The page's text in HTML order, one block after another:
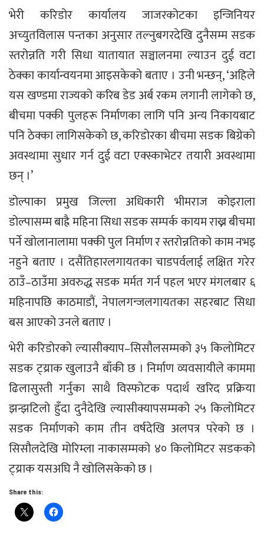
भेरी करिडोर कार्यालय जाजरकोटका इन्जिनियर
अच्युतविलास पन्तका अनुसार तल्नुबगरदेखि दुनैसम्म सडक
स्तरोन्नति गरी सिधा यातायात सञ्चालनमा ल्याउन दुई वटा
ठेक्का कार्यान्वयनमा आइसकेको बताए । उनी भन्छन्, ‘अहिले
यस खण्डमा राज्यको करिब डेड अर्ब रकम लगानी लागेको छ,
बीचमा पक्की पुलहरू निर्माणका लागि पनि अन्य निकायबाट
पनि ठेक्का लागिसकेको छ, करिडोरका बीचमा सडक बिग्रेको
अवस्थामा सुधार गर्न दुई वटा एक्स्काभेटर तयारी अवस्थामा
छन् ।’
डोल्पाका प्रमुख जिल्ला अधिकारी भीमराज कोइराला
डोल्पासम्म बाह्रै महिना सिधा सडक सम्पर्क कायम राख्न बीचमा
पर्ने खोलानालामा पक्की पुल निर्माण र स्तरोन्नतिको काम नभइ
नहुने बताए । दसैंतिहारलगायतका चाडपर्वलाई लक्षित गरेर
ठाउँ–ठाउँमा अवरुद्ध सडक मर्मत गर्न पहल भएर मंगलबार ६
महिनापछि काठमाडौं, नेपालगन्जलगायतका सहरबाट सिधा
बस आएको उनले बताए ।
भेरी करिडोरको ल्यासीक्याप–सिसौलसम्मको ३५ किलोमिटर
सडक ट्य्राक खुलाउनै बाँकी छ । निर्माण व्यवसायीले काममा
ढिलासुस्ती गर्नुका साथै विस्फोटक पदार्थ खरिद प्रक्रिया
झन्झटिलो हुँदा दुनैदेखि ल्यासीक्यापसम्मको २५ किलोमिटर
सडक निर्माणको काम तीन वर्षदेखि अलपत्र परेको छ ।
सिसौलदेखि मोरिम्ला नाकासम्मको ४० किलोमिटर सडकको
ट्य्राक यसअघि नै खोलिसकेको छ ।
Share this: